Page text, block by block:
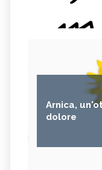
Arnica,
dolore